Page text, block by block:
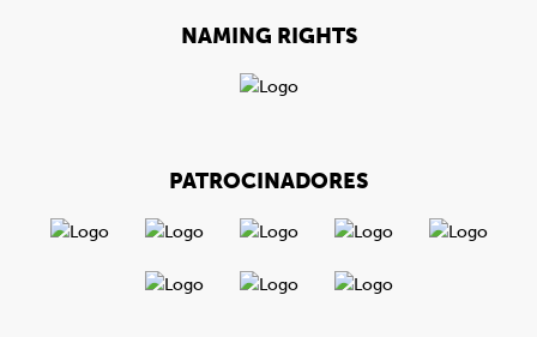
NAMING RIGHTS
PATROCINADORES